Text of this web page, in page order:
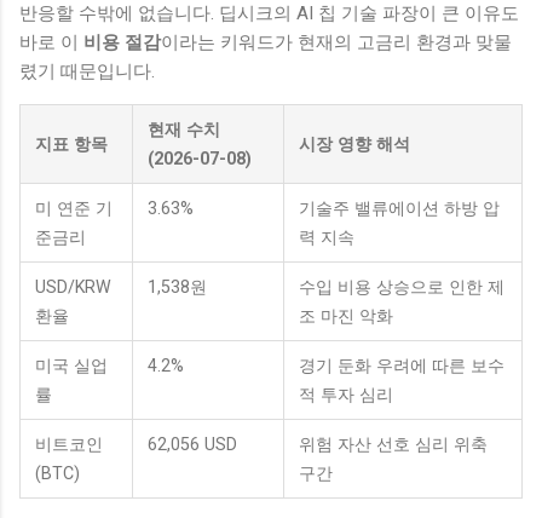
반응할 수밖에 없습니다. 딥시크의 AI 칩 기술 파장이 큰 이유도
바로 이 비용 절감이라는 키워드가 현재의 고금리 환경과 맞물
렸기 때문입니다.
지표 항목
현재 수치
(2026-07-08)
시장 영향 해석
미 연준 기
준금리
3.63%
기술주 밸류에이션 하방 압
력 지속
USD/KRW
환율
1,538원
수입 비용 상승으로 인한 제
조 마진 악화
미국 실업
률
4.2%
경기 둔화 우려에 따른 보수
적 투자 심리
비트코인
(BTC)
62,056 USD
위험 자산 선호 심리 위축
구간